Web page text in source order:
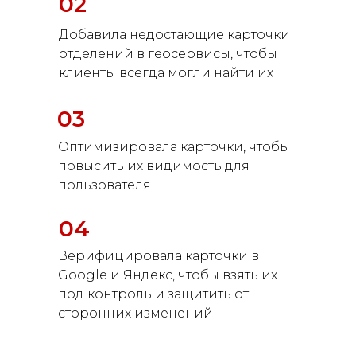
Оптимизировала карточки, чтобы
повысить их видимость для
пользователя
03
Добавила недостающие карточки
отделений в геосервисы, чтобы
клиенты всегда могли найти их
Верифицировала карточки в
Google и Яндекс, чтобы взять их
под контроль и защитить от
сторонних изменений
04